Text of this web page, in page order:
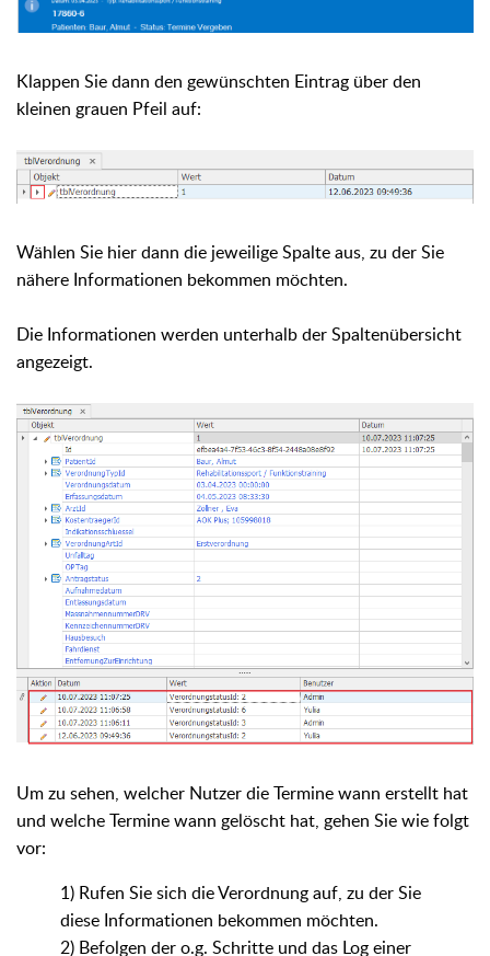
Klappen Sie dann den gewünschten Eintrag über den
kleinen grauen Pfeil auf:
Wählen Sie hier dann die jeweilige Spalte aus, zu der Sie
nähere Informationen bekommen möchten.
Die Informationen werden unterhalb der Spaltenübersicht
angezeigt.
Um zu sehen, welcher Nutzer die Termine wann erstellt hat
und welche Termine wann gelöscht hat, gehen Sie wie folgt
vor:
1) Rufen Sie sich die Verordnung auf, zu der Sie
diese Informationen bekommen möchten.
2) Befolgen der o.g. Schritte und das Log einer